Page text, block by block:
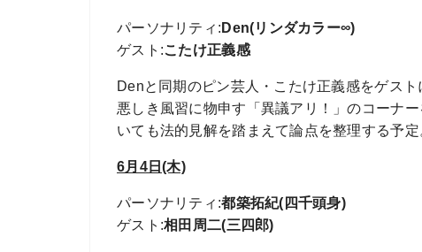
パーソナリティ : Den(リンダカラー∞)
ゲスト :こたけ正義感
Denと同期のピン芸人・こたけ正義感をゲス
悪しき風習に物申す「異議アリ！」のコーナ
いても法的見解を踏まえて論点を整理する予定
6月4日(木)
パーソナリティ :都築拓紀(四千頭身)
ゲスト :相田周二(三四郎)